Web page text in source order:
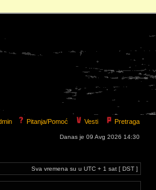
Pitanja/Pomoć Vesti Pretraga
Danas je 09 Avg 2026 14:30
Sva vremena su u UTC + 1 sat [ DST ]